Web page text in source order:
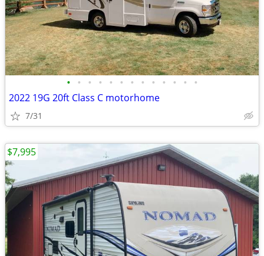
• • • • • • • • • • • • •
2022 19G 20ft Class C motorhome
7/31
$7,995